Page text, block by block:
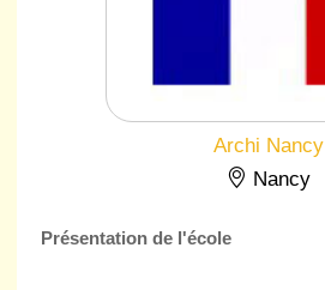
Archi Nancy
Nancy
Présentation de l'école